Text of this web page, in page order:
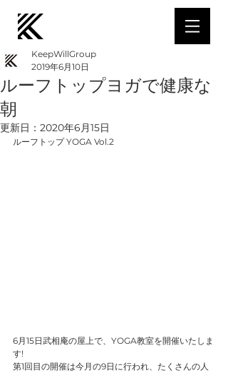
ルーフトップヨガで健康な
朝
KeepWillGroup
2019年6月10日
更新日： 2020年6月15日
ルーフトップ YOGA Vol.2
6月15日武相庵の屋上で、YOGA教室を開催いたしま
す!
第1回目の開催は今月の9日に行われ、たくさんの人